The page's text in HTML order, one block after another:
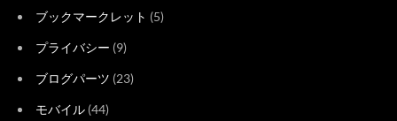
ブックマークレット (5)
プライバシー (9)
ブログパーツ (23)
モバイル (44)